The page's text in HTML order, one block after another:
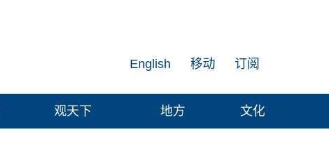
订阅
移动
English
观天下 地方 文化